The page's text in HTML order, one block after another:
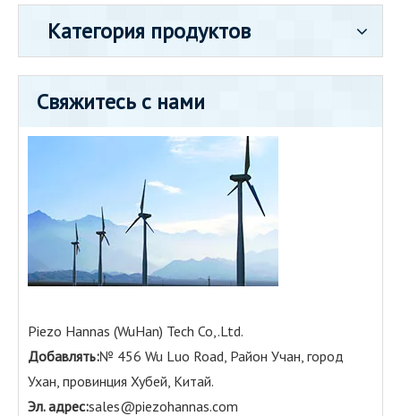
Категория продуктов
Свяжитесь с нами
Piezo Hannas (WuHan) Tech Co,.Ltd.
Добавлять:№ 456 Wu Luo Road, Район Учан, город
Ухан, провинция Хубей, Китай.
Эл. адрес:sales@piezohannas.com